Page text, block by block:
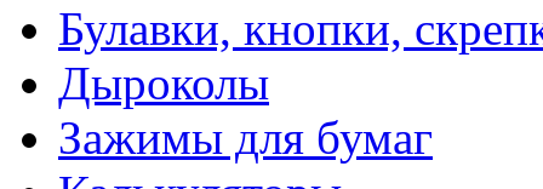
Булавки, кнопки,
Дыроколы
Зажимы для бумаг